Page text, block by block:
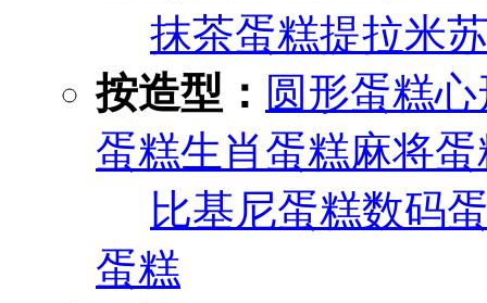
抹茶蛋糕提拉米
按造型： 圆形蛋糕心
蛋糕生肖蛋糕麻将
比基尼蛋糕数码
蛋糕